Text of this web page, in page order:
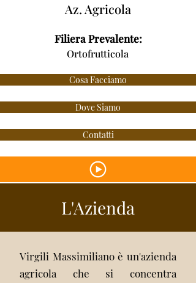
Az. Agricola
Filiera Prevalente:
Ortofrutticola
Cosa Facciamo
Dove Siamo
Contatti
L'Azienda
Virgili Massimiliano è un'azienda
agricola che si concentra